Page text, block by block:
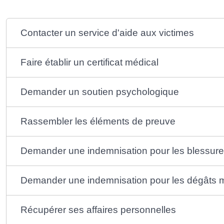
Contacter un service d'aide aux victimes
Faire établir un certificat médical
Demander un soutien psychologique
Rassembler les éléments de preuve
Demander une indemnisation pour les
Demander une indemnisation pour les dégâts
Récupérer ses affaires personnelles